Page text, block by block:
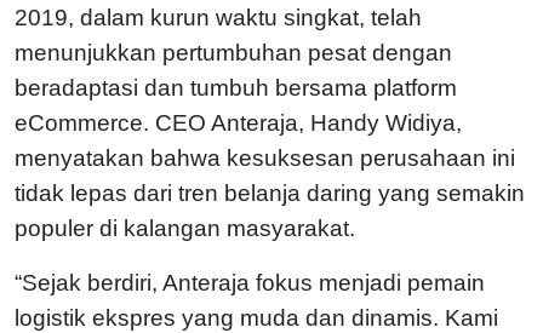
2019, dalam kurun waktu singkat, telah
menunjukkan pertumbuhan pesat dengan
beradaptasi dan tumbuh bersama platform
eCommerce. CEO Anteraja, Handy Widiya,
menyatakan bahwa kesuksesan perusahaan ini
tidak lepas dari tren belanja daring yang semakin
populer di kalangan masyarakat.
“Sejak berdiri, Anteraja fokus menjadi pemain
logistik ekspres yang muda dan dinamis. Kami